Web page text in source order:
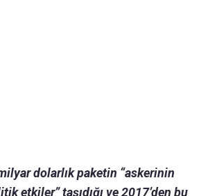
dolarlık paketin “askerinin
etkiler” taşıdığı ve 2017’den bu